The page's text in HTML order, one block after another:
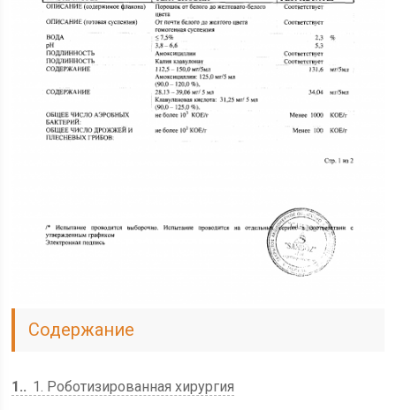
Содержание
1.
1. Роботизированная хирургия